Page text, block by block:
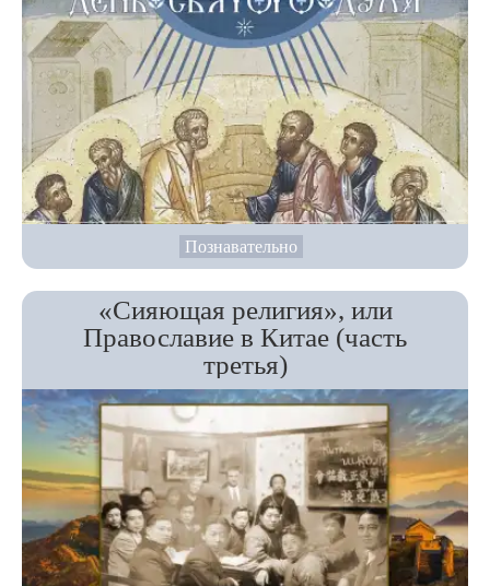
Познавательно
«Сияющая религия», или
Православие в Китае (часть
третья)